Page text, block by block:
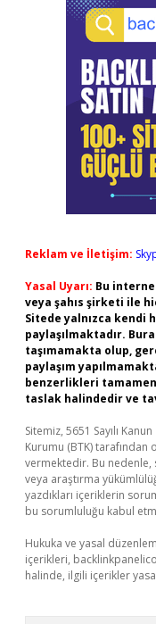
Reklam ve İletişim:
Yasal Uyarı: Bu
veya şahıs şirketi ile
Sitede yalnızca kendi
paylaşılmaktadır.
taşımamakta olup,
paylaşım
benzerlikleri
taslak halindedir ve
Sitemiz, 5651 Sayılı
Kurumu (BTK) tarafından
vermektedir. Bu
veya araştırma
yazdıkları içeriklerin
bu sorumluluğu kabul
Hukuka ve yasal
içerikleri,
halinde, ilgili içerikler